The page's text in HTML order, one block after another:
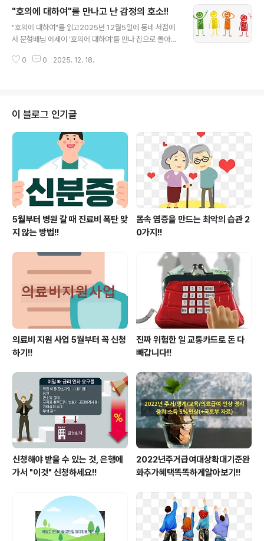
여 작은 행동들은 어른이 되어가는 과정을 밟는 것이기에
태어나는 순간부터 시간은 소중한 것들을 담아두어 성장의
순간을 이루어 가고 있음을...아낌없는 박수로 마음껏 축하
발돋움들이 어둠이 내리는 시간을 환하게 밝혀주는 너무나
"호의에 대하여"를 만나고 난 감정의 호소!!
"호의에 대하여"를 읽고2025년 12월5일에 동네 서점에
서 문형배님 에세이 '호의에 대하여'를 만나 집으로 돌아오
리를 들을 수 있었습니다.첫 장을 대하면서 가장 마음을 울
사람에게 법은 필요없는 것일까?라는 의문점이 내마음을
내가슴을 이유모를 감정으로 뛰게 만듭니다. 법 없이 살 수
없는 사람착한 사람일수록 법을 알아야 한다고 생각한다는
글에 난 많은 생각을 하게 되었습니다. '어떤 사건이 터지고
나서 힘써 달라고 해봐야 아무 소용이 없습니다.사건이 터
지기 전에 법을 물어보라..
0 0 2025. 12. 18.
이 블로그 인기글
5월부터 병원 갈 때 진료비 폭탄 맞
지 않는 방법!!
몸속 염증을 만드는 최악의 습관 2
0가지!!
의료비 지원 사업 5월부터 꼭 신청
하기!!
진짜 위험한 일 교통카드로 돈 다
빼갑니다!!
신청해야 받을 수 있는 것, 은행에
가서 "이것" 신청하세요!!
2022년주거급여대상확대기준완
화추가혜택똑똑하게알아보기!!